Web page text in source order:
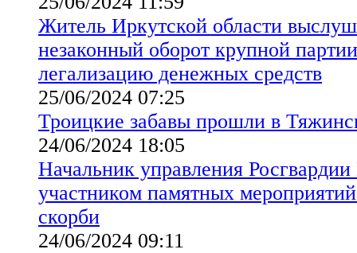
Житель Иркутской области
незаконный оборот крупной
легализацию денежных средств
25/06/2024 07:25
Троицкие забавы прошли в
24/06/2024 18:05
Начальник управления Росгвардии
участником памятных
скорби
24/06/2024 09:11